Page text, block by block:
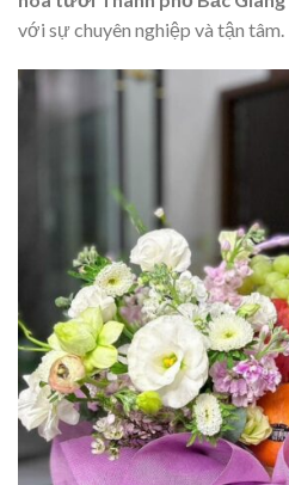
với sự chuyên nghiệp và tận tâm.